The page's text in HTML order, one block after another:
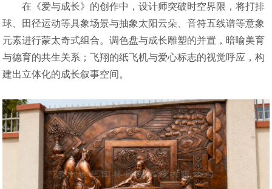
在《爱与成长》的创作中，设计师突破时空界限，将打排
球、田径运动等具象场景与抽象太阳云朵、音符五线谱等意象
元素进行蒙太奇式组合。调色盘与成长雕塑的并置，暗喻美育
与德育的共生关系；飞翔的纸飞机与爱心标志的视觉呼应，构
建出立体化的成长叙事空间。